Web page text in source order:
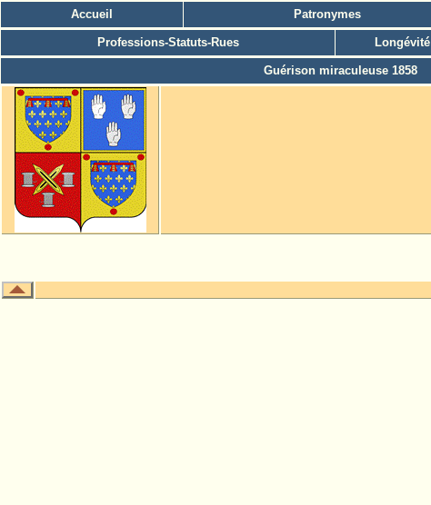
Accueil Patronymes
Professions-Statuts-Rues Longévité
Guérison miraculeuse 1858